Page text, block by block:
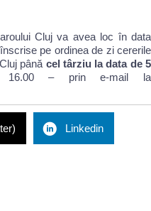
Cluj va avea loc în data
pe ordinea de zi cererile
până cel târziu la data de 5
16.00 – prin e-mail la
Linkedin